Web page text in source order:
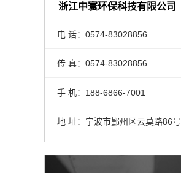
浙江中寰环保科技有限公司
电 话：0574-83028856
传 真：0574-83028856
手 机：188-6866-7001
地 址：宁波市鄞州区云莫路86号